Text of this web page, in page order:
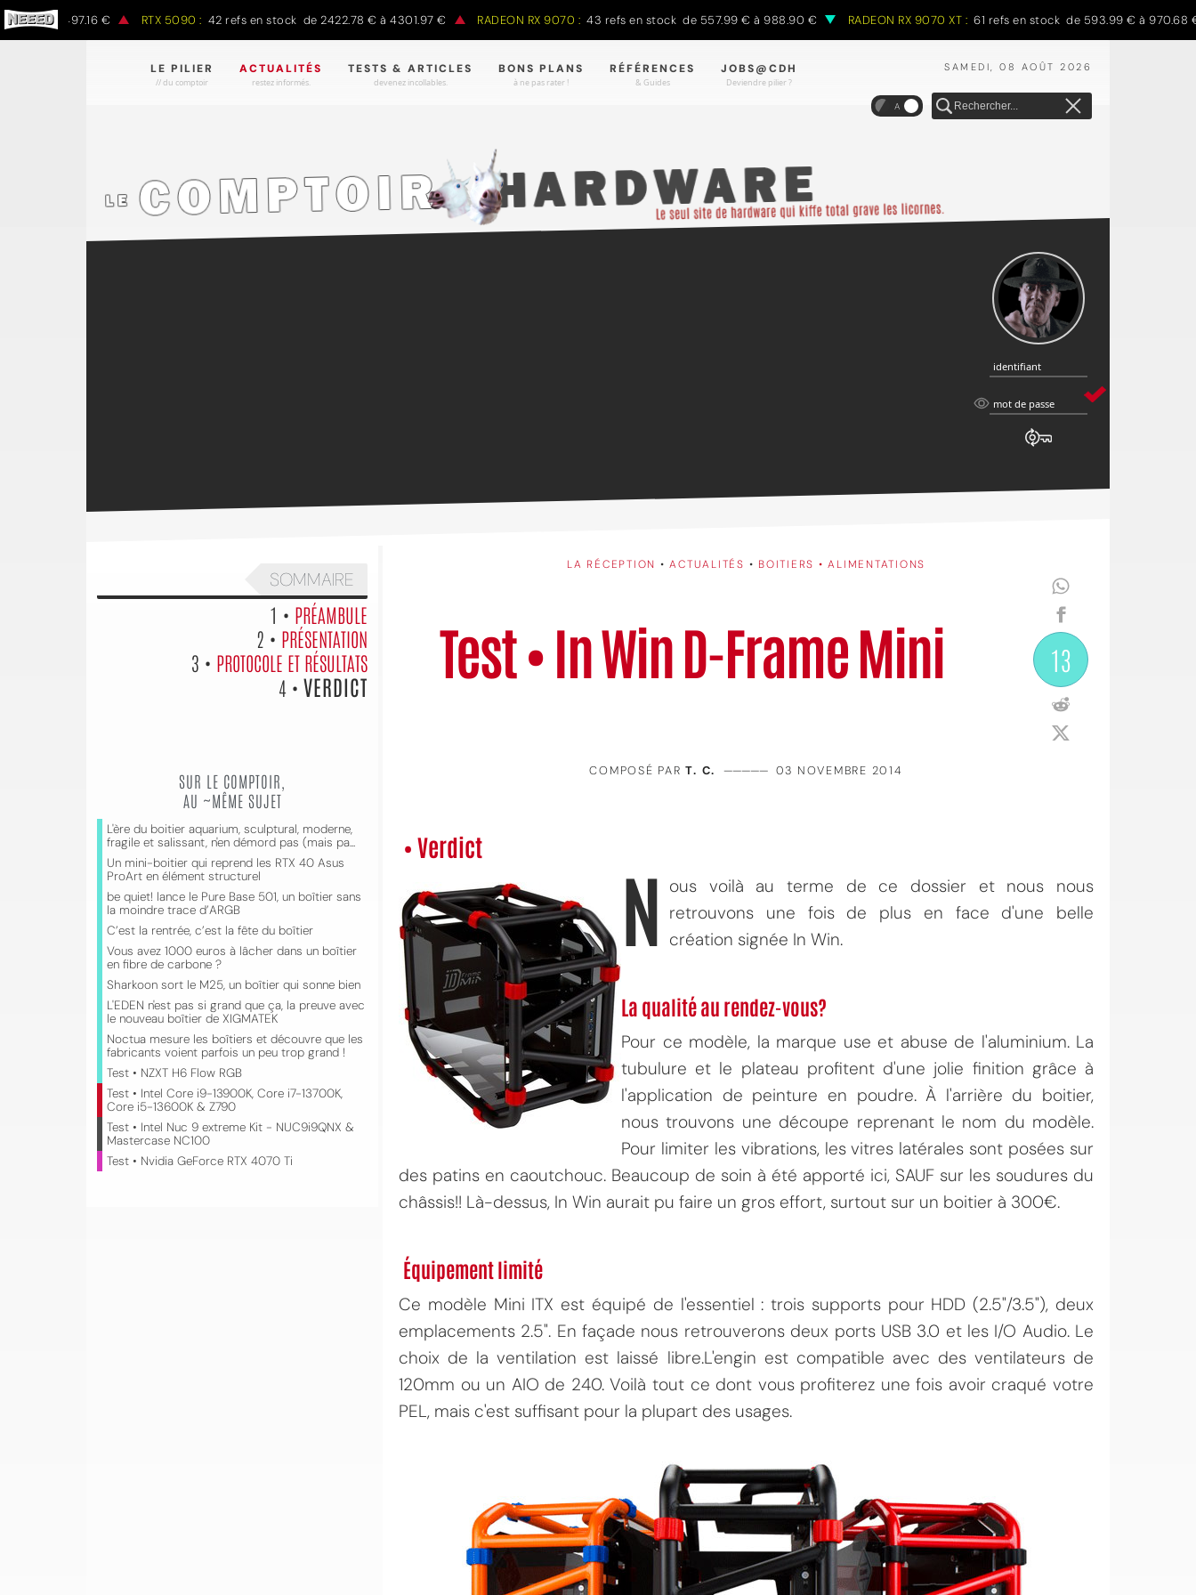
à 1497.16 € RTX 5090 : 42 refs en stock de 2422.78 € à 4301.97 € RADEON RX 9070 : 43 refs en stock de 557.99 € à 988.90 € RADEON RX 9070 XT : 61 refs en stock de 593.99 € à 970.68 €
SAMEDI, 08 AOÛT 2026
LE PILIER
// du comptoir
ACTUALITÉS
restez informés.
TESTS & ARTICLES
devenez incollables.
BONS PLANS
à ne pas rater !
RÉFÉRENCES
& Guides
JOBS@CDH
Deviendre pilier ?
A
identifiant
identifiant
mot
mot de passe
LA RÉCEPTION •ACTUALITÉS • BOITIERS • ALIMENTATIONS
Test • In Win D-Frame Mini 13
COMPOSÉ PART. C. ————— 03 NOVEMBRE 2014
• Verdict
N ous voilà au terme de ce dossier et nous nous
retrouvons une fois de plus en face d'une belle
création signée In Win.
La qualité au rendez-vous?
Pour ce modèle, la marque use et abuse de l'aluminium. La
tubulure et le plateau profitent d'une jolie finition grâce à
l'application de peinture en poudre. À l'arrière du boitier,
nous trouvons une découpe reprenant le nom du modèle.
Pour limiter les vibrations, les vitres latérales sont posées sur
des patins en caoutchouc. Beaucoup de soin à été apporté ici, SAUF sur les soudures du
châssis!! Là-dessus, In Win aurait pu faire un gros effort, surtout sur un boitier à 300€.
Équipement limité
Ce modèle Mini ITX est équipé de l'essentiel : trois supports pour HDD (2.5"/3.5"), deux
emplacements 2.5". En façade nous retrouverons deux ports USB 3.0 et les I/O Audio. Le
choix de la ventilation est laissé libre.L'engin est compatible avec des ventilateurs de
120mm ou un AIO de 240. Voilà tout ce dont vous profiterez une fois avoir craqué votre
PEL, mais c'est suffisant pour la plupart des usages.
SOMMAIRE
1 • PRÉAMBULE
2 • PRÉSENTATION
3 • PROTOCOLE ET RÉSULTATS
4 • VERDICT
SUR LE COMPTOIR,
AU ~MÊME SUJET
L'ère du boitier aquarium, sculptural, moderne,
fragile et salissant, n'en démord pas (mais pa...
Un mini-boitier qui reprend les RTX 40 Asus
ProArt en élément structurel
be quiet! lance le Pure Base 501, un boîtier sans
la moindre trace d’ARGB
C’est la rentrée, c’est la fête du boîtier
Vous avez 1000 euros à lâcher dans un boîtier
en fibre de carbone ?
Sharkoon sort le M25, un boîtier qui sonne bien
L'EDEN n'est pas si grand que ça, la preuve avec
le nouveau boîtier de XIGMATEK
Noctua mesure les boîtiers et découvre que les
fabricants voient parfois un peu trop grand !
Test • NZXT H6 Flow RGB
Test • Intel Core i9-13900K, Core i7-13700K,
Core i5-13600K & Z790
Test • Intel Nuc 9 extreme Kit - NUC9i9QNX &
Mastercase NC100
Test • Nvidia GeForce RTX 4070 Ti